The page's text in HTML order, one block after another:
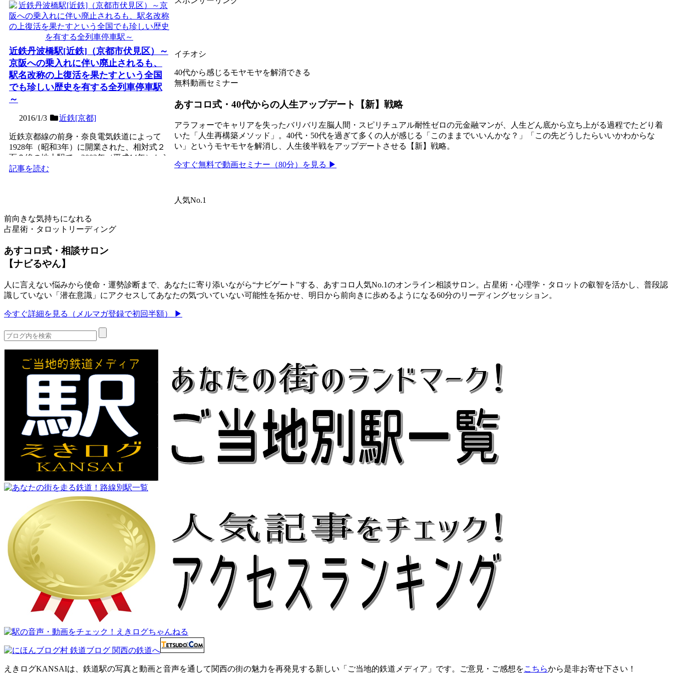
近鉄丹波橋駅[近鉄]（京都市伏見区）～
京阪への乗入れに伴い廃止されるも、
駅名改称の上復活を果たすという全国
でも珍しい歴史を有する全列車停車駅
～
2016/1/3 近鉄[京都]
近鉄京都線の前身・奈良電気鉄道によって
1928年（昭和3年）に開業された、相対式２
面２線の地上駅で、2002年（平成14年）から
の近鉄特急停...
記事を読む
イチオシ
40代から感じるモヤモヤを解消できる
無料動画セミナー
あすコロ式・40代からの人生アップデート【新】戦略
アラフォーでキャリアを失ったバリバリ左脳人間・スピリチュアル耐性ゼロの元金融マンが、人生どん底から立ち上がる過程でたどり着
いた「人生再構築メソッド」。40代・50代を過ぎて多くの人が感じる「このままでいいんかな？」「この先どうしたらいいかわからな
い」というモヤモヤを解消し、人生後半戦をアップデートさせる【新】戦略。
今すぐ無料で動画セミナー（80分）を見る ▶
人気No.1
前向きな気持ちになれる
占星術・タロットリーディング
あすコロ式・相談サロン
【ナビるやん】
人に言えない悩みから使命・運勢診断まで、あなたに寄り添いながら“ナビゲート”する、あすコロ人気No.1のオンライン相談サロン。占星術・心理学・タロットの叡智を活かし、普段認
識していない「潜在意識」にアクセスしてあなたの気づいていない可能性を拓かせ、明日から前向きに歩めるようになる60分のリーディングセッション。
今すぐ詳細を見る（メルマガ登録で初回半額） ▶
えきログKANSAIは、鉄道駅の写真と動画と音声を通して関西の街の魅力を再発見する新しい「ご当地的鉄道メディア」です。ご意見・ご感想をこちらから是非お寄せ下さい！